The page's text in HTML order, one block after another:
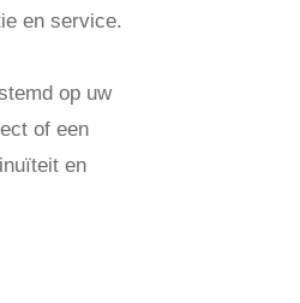
en service.
op uw
of een
en